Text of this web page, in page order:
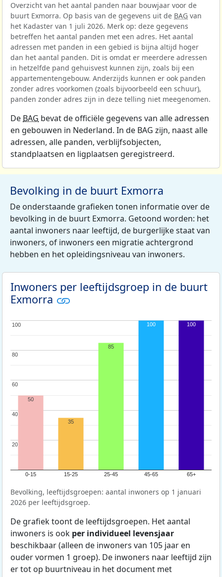
Overzicht van het aantal panden naar bouwjaar voor de
buurt Exmorra. Op basis van de gegevens uit de BAG van
het Kadaster van 1 juli 2026. Merk op: deze gegevens
betreffen het aantal panden met een adres. Het aantal
adressen met panden in een gebied is bijna altijd hoger
dan het aantal panden. Dit is omdat er meerdere adressen
in hetzelfde pand gehuisvest kunnen zijn, zoals bij een
appartementengebouw. Anderzijds kunnen er ook panden
zonder adres voorkomen (zoals bijvoorbeeld een schuur),
panden zonder adres zijn in deze telling niet meegenomen.
De BAG bevat de officiële gegevens van alle adressen
en gebouwen in Nederland. In de BAG zijn, naast alle
adressen, alle panden, verblijfsobjecten,
standplaatsen en ligplaatsen geregistreerd.
Bevolking in de buurt Exmorra
De onderstaande grafieken tonen informatie over de
bevolking in de buurt Exmorra. Getoond worden: het
aantal inwoners naar leeftijd, de burgerlijke staat van
inwoners, of inwoners een migratie achtergrond
hebben en het opleidingsniveau van inwoners.
Inwoners per leeftijdsgroep in de buurt
Exmorra
0-15 15-25 25-45 45-65 65+
20
20
40
40
60
60
80
80
100
100
50
35
85
100 100
Bevolking, leeftijdsgroepen: aantal inwoners op 1 januari
2026 per leeftijdsgroep.
De grafiek toont de leeftijdsgroepen. Het aantal
inwoners is ook per individueel levensjaar
beschikbaar (alleen de inwoners van 105 jaar en
ouder vormen 1 groep). De inwoners naar leeftijd zijn
er tot op buurtniveau in het document met